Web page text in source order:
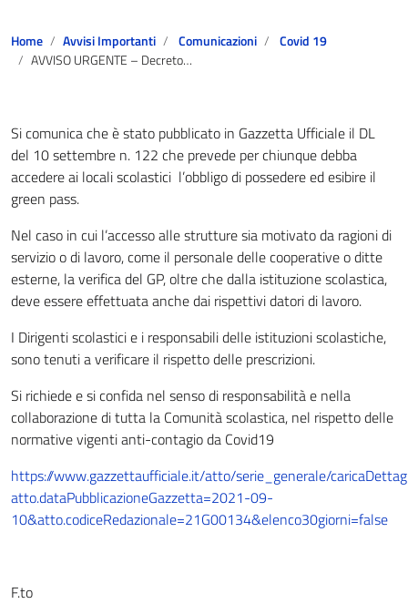
Home Avvisi Importanti Comunicazioni
Covid 19
AVVISO URGENTE – Decreto Legge 10 settembre 2021, n. 122 Misure urgenti per fronteggiare l’emergenza da COVID-19 in ambito scolastico, della formazione superiore e socio sanitario-assistenziale.
Si comunica che è stato pubblicato in Gazzetta Ufficiale il DL
del 10 settembre n. 122 che prevede per chiunque debba
accedere ai locali scolastici l’obbligo di possedere ed esibire il
green pass.
Nel caso in cui l’accesso alle strutture sia motivato da ragioni di
servizio o di lavoro, come il personale delle cooperative o ditte
esterne, la verifica del GP, oltre che dalla istituzione scolastica,
deve essere effettuata anche dai rispettivi datori di lavoro.
I Dirigenti scolastici e i responsabili delle istituzioni scolastiche,
sono tenuti a verificare il rispetto delle prescrizioni.
Si richiede e si confida nel senso di responsabilità e nella
collaborazione di tutta la Comunità scolastica, nel rispetto delle
normative vigenti anti-contagio da Covid19
https://www.gazzettaufficiale.it/atto/serie_generale/
atto.dataPubblicazioneGazzetta=2021-09-
10&atto.codiceRedazionale=21G00134&elenco30giorni=false
F.to